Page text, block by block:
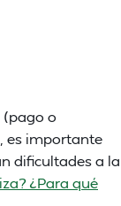
(pago o
es importante
dificultades a la
¿Para qué